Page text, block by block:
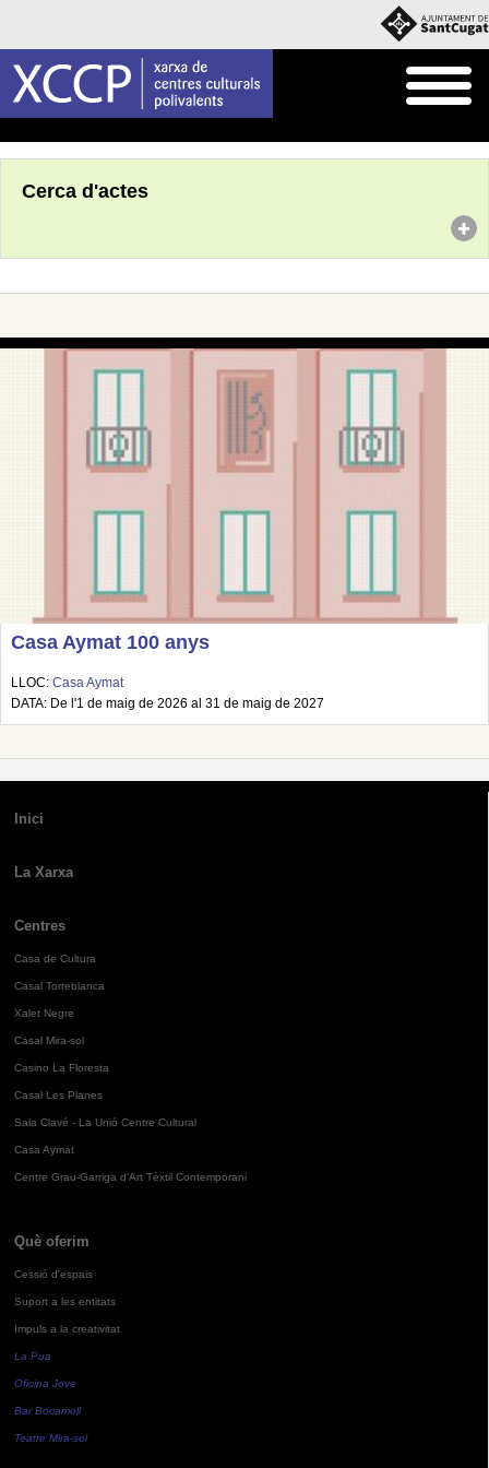
Cerca d'actes
Casa Aymat 100 anys
LLOC: Casa Aymat
DATA: De l'1 de maig de 2026 al 31 de maig de 2027
Inici
La Xarxa
Centres
Casa de Cultura
Casal Torreblanca
Xalet Negre
Casal Mira-sol
Casino La Floresta
Casal Les Planes
Sala Clavé - La Unió Centre Cultural
Casa Aymat
Centre Grau-Garriga d'Art Tèxtil Contemporani
Què oferim
Cessió d'espais
Suport a les entitats
Impuls a la creativitat
La Pua
Oficina Jove
Bar Bocamoll
Teatre Mira-sol